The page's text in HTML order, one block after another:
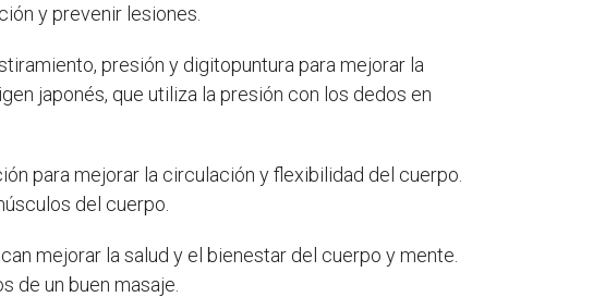
y prevenir lesiones.
presión y digitopuntura para mejorar la
japonés, que utiliza la presión con los dedos en
para mejorar la circulación y flexibilidad del cuerpo.
del cuerpo.
mejorar la salud y el bienestar del cuerpo y mente.
de un buen masaje.